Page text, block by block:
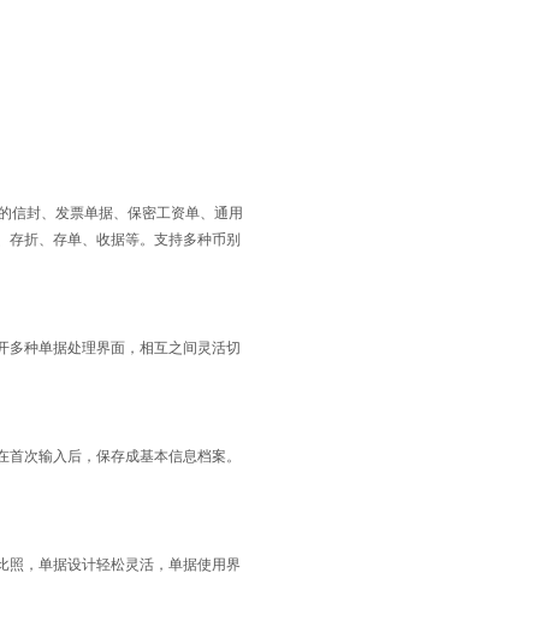
封、发票单据、保密工资单、通用
折、存单、收据等。支持多种币别
种单据处理界面，相互之间灵活切
次输入后，保存成基本信息档案。
，单据设计轻松灵活，单据使用界